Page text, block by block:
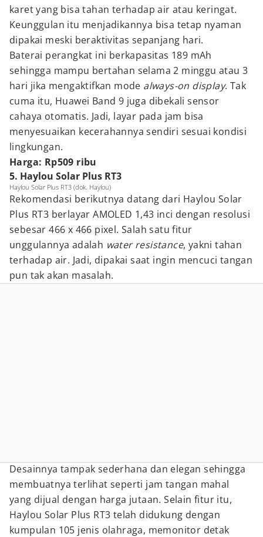
karet yang bisa tahan terhadap air atau keringat.
Keunggulan itu menjadikannya bisa tetap nyaman
dipakai meski beraktivitas sepanjang hari.
Baterai perangkat ini berkapasitas 189 mAh
sehingga mampu bertahan selama 2 minggu atau 3
hari jika mengaktifkan mode always-on display. Tak
cuma itu, Huawei Band 9 juga dibekali sensor
cahaya otomatis. Jadi, layar pada jam bisa
menyesuaikan kecerahannya sendiri sesuai kondisi
lingkungan.
Harga: Rp509 ribu
5. Haylou Solar Plus RT3
Haylou Solar Plus RT3 (dok. Haylou)
Rekomendasi berikutnya datang dari Haylou Solar
Plus RT3 berlayar AMOLED 1,43 inci dengan resolusi
sebesar 466 x 466 pixel. Salah satu fitur
unggulannya adalah water resistance, yakni tahan
terhadap air. Jadi, dipakai saat ingin mencuci tangan
pun tak akan masalah.
Desainnya tampak sederhana dan elegan sehingga
membuatnya terlihat seperti jam tangan mahal
yang dijual dengan harga jutaan. Selain fitur itu,
Haylou Solar Plus RT3 telah didukung dengan
kumpulan 105 jenis olahraga, memonitor detak